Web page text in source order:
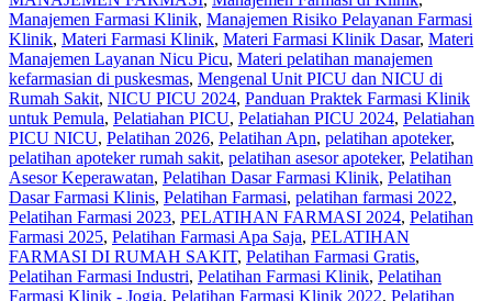
Manajemen Farmasi Klinik, Manajemen Risiko Pelayanan Farmasi
Klinik, Materi Farmasi Klinik, Materi Farmasi Klinik Dasar, Materi
Manajemen Layanan Nicu Picu, Materi pelatihan manajemen
kefarmasian di puskesmas, Mengenal Unit PICU dan NICU di
Rumah Sakit, NICU PICU 2024, Panduan Praktek Farmasi Klinik
untuk Pemula, Pelatiahan PICU, Pelatiahan PICU 2024, Pelatiahan
PICU NICU, Pelatihan 2026, Pelatihan Apn, pelatihan apoteker,
pelatihan apoteker rumah sakit, pelatihan asesor apoteker, Pelatihan
Asesor Keperawatan, Pelatihan Dasar Farmasi Klinik, Pelatihan
Dasar Farmasi Klinis, Pelatihan Farmasi, pelatihan farmasi 2022,
Pelatihan Farmasi 2023, PELATIHAN FARMASI 2024, Pelatihan
Farmasi 2025, Pelatihan Farmasi Apa Saja, PELATIHAN
FARMASI DI RUMAH SAKIT, Pelatihan Farmasi Gratis,
Pelatihan Farmasi Industri, Pelatihan Farmasi Klinik, Pelatihan
Farmasi Klinik - Jogja, Pelatihan Farmasi Klinik 2022, Pelatihan